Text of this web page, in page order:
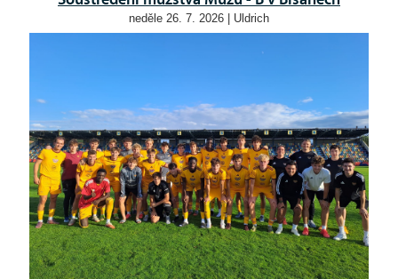
neděle 26. 7. 2026 | Uldrich